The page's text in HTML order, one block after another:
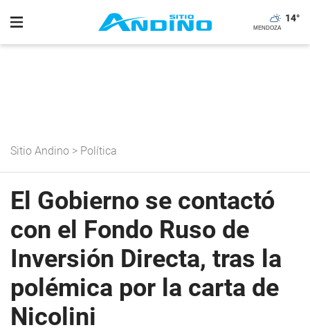
14°
Sitio Andino > Política
El Gobierno se contactó
con el Fondo Ruso de
Inversión Directa, tras la
polémica por la carta de
Nicolini